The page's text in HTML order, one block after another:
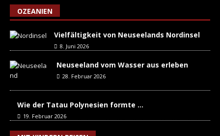
OZEANIEN
Vielfältigkeit von Neuseelands Nordinsel
8. Juni 2026
Neuseeland vom Wasser aus erleben
28. Februar 2026
Wie der Tatau Polynesien formte …
19. Februar 2026